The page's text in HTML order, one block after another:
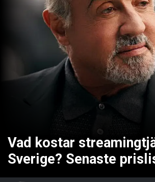
Vad kostar
Sverige? Senaste